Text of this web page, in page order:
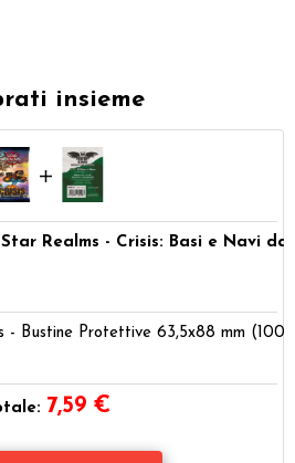
insieme
Realms - Crisis: Basi e Navi da
- Bustine Protettive 63,5x88 mm (100)
7,59 €